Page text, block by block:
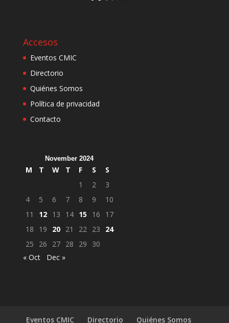
Accesos
Eventos CMIC
Directorio
Quiénes Somos
Política de privacidad
Contacto
November 2024
M T W T F S
S
1
2
3
4
5 6 7 8 9
10
11
12 13 14 15 16
17
18
19 20 21 22 23
24
25
26 27 28 29
30
« Oct
Dec »
Eventos CMIC Directorio Quiénes Somos